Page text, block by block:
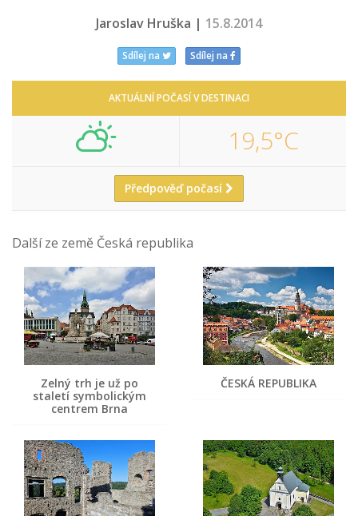
Jaroslav Hruška | 15.8.2014
Sdílej na Sdílej na
AKTUÁLNÍ POČASÍ V DESTINACI
19,5°C
Předpověď počasí
Další ze země Česká republika
Zelný trh je už po
staletí symbolickým
centrem Brna
ČESKÁ REPUBLIKA